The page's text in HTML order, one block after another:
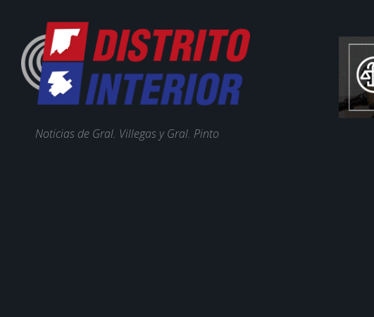
Noticias de Gral. Villegas y Gral. Pinto